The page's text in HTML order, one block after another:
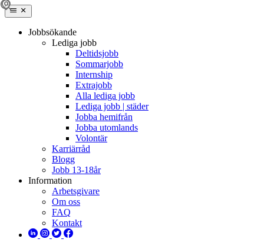
Jobbsökande
Lediga jobb
Deltidsjobb
Sommarjobb
Internship
Extrajobb
Alla lediga jobb
Lediga jobb | städer
Jobba hemifrån
Jobba utomlands
Volontär
Karriärråd
Blogg
Jobb 13-18år
Information
Arbetsgivare
Om oss
FAQ
Kontakt